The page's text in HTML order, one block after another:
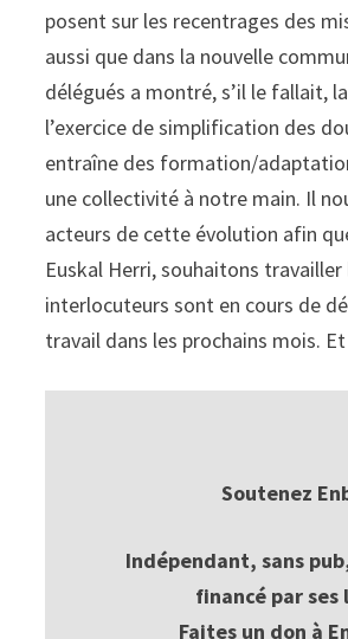
posent sur les recentrages des
aussi que dans la nouvelle
délégués a montré, s’il le fallait,
l’exercice de simplification des
entraîne des formation/
une collectivité à notre main. Il
acteurs de cette évolution afin
Euskal Herri, souhaitons
interlocuteurs sont en cours de
travail dans les prochains mois.
Soutenez
Indépendant, sans
financé par ses
Faites un don à